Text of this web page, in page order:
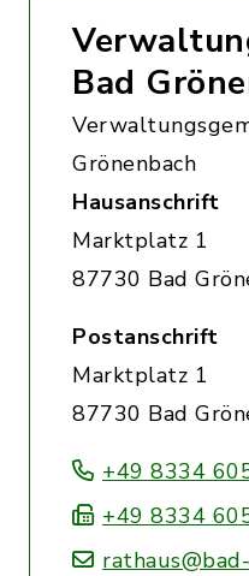
Bad
Grönenbach
Hausanschrift
Marktplatz 1
87730 Bad
Postanschrift
Marktplatz 1
87730 Bad
+49 8334
+49 8334